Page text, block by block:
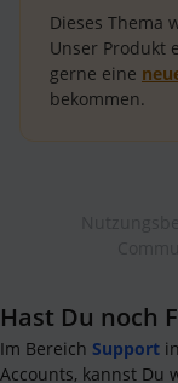
Dieses Thema
Unser Produkt
gerne eine
bekommen.
Hast Du noch
Im Bereich Support
Accounts, kannst Du